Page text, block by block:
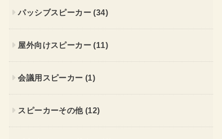
パッシブスピーカー(34)
屋外向けスピーカー(11)
会議用スピーカー (1)
スピーカーその他 (12)